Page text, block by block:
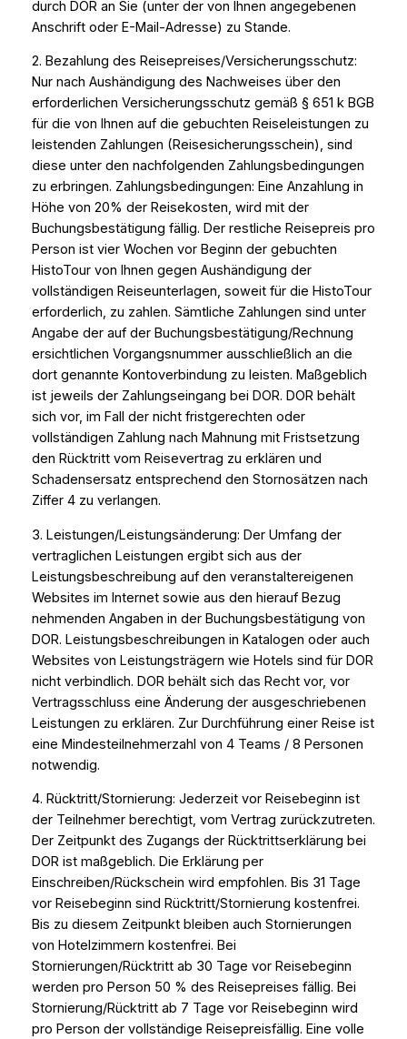
durch DOR an Sie (unter der von Ihnen angegebenen
Anschrift oder E-Mail-Adresse) zu Stande.
2. Bezahlung des Reisepreises/Versicherungsschutz:
Nur nach Aushändigung des Nachweises über den
erforderlichen Versicherungsschutz gemäß § 651 k BGB
für die von Ihnen auf die gebuchten Reiseleistungen zu
leistenden Zahlungen (Reisesicherungsschein), sind
diese unter den nachfolgenden Zahlungsbedingungen
zu erbringen. Zahlungsbedingungen: Eine Anzahlung in
Höhe von 20% der Reisekosten, wird mit der
Buchungsbestätigung fällig. Der restliche Reisepreis pro
Person ist vier Wochen vor Beginn der gebuchten
HistoTour von Ihnen gegen Aushändigung der
vollständigen Reiseunterlagen, soweit für die HistoTour
erforderlich, zu zahlen. Sämtliche Zahlungen sind unter
Angabe der auf der Buchungsbestätigung/Rechnung
ersichtlichen Vorgangsnummer ausschließlich an die
dort genannte Kontoverbindung zu leisten. Maßgeblich
ist jeweils der Zahlungseingang bei DOR. DOR behält
sich vor, im Fall der nicht fristgerechten oder
vollständigen Zahlung nach Mahnung mit Fristsetzung
den Rücktritt vom Reisevertrag zu erklären und
Schadensersatz entsprechend den Stornosätzen nach
Ziffer 4 zu verlangen.
3. Leistungen/Leistungsänderung: Der Umfang der
vertraglichen Leistungen ergibt sich aus der
Leistungsbeschreibung auf den veranstaltereigenen
Websites im Internet sowie aus den hierauf Bezug
nehmenden Angaben in der Buchungsbestätigung von
DOR. Leistungsbeschreibungen in Katalogen oder auch
Websites von Leistungsträgern wie Hotels sind für DOR
nicht verbindlich. DOR behält sich das Recht vor, vor
Vertragsschluss eine Änderung der ausgeschriebenen
Leistungen zu erklären. Zur Durchführung einer Reise ist
eine Mindesteilnehmerzahl von 4 Teams / 8 Personen
notwendig.
4. Rücktritt/Stornierung: Jederzeit vor Reisebeginn ist
der Teilnehmer berechtigt, vom Vertrag zurückzutreten.
Der Zeitpunkt des Zugangs der Rücktrittserklärung bei
DOR ist maßgeblich. Die Erklärung per
Einschreiben/Rückschein wird empfohlen. Bis 31 Tage
vor Reisebeginn sind Rücktritt/Stornierung kostenfrei.
Bis zu diesem Zeitpunkt bleiben auch Stornierungen
von Hotelzimmern kostenfrei. Bei
Stornierungen/Rücktritt ab 30 Tage vor Reisebeginn
werden pro Person 50 % des Reisepreises fällig. Bei
Stornierung/Rücktritt ab 7 Tage vor Reisebeginn wird
pro Person der vollständige Reisepreisfällig. Eine volle